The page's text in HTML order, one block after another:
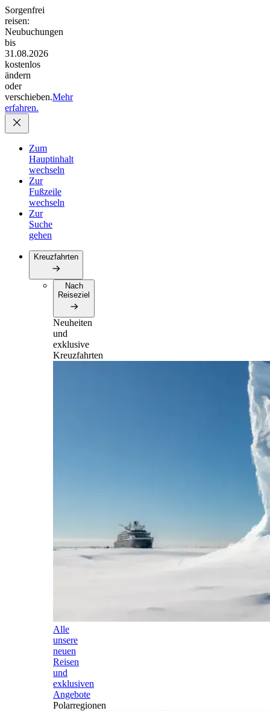
Sorgenfrei
reisen:
Neubuchungen
bis
31.08.2026
kostenlos
ändern
oder
verschieben.Mehr
erfahren.
Zum
Hauptinhalt
wechseln
Zur
Fußzeile
wechseln
Zur
Suche
gehen
Kreuzfahrten
Nach
Reiseziel
Neuheiten
und
exklusive
Kreuzfahrten
Alle
unsere
neuen
Reisen
und
exklusiven
Angebote
Polarregionen